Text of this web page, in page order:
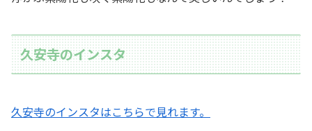
久安寺のインスタ
久安寺のインスタはこちらで見れます。